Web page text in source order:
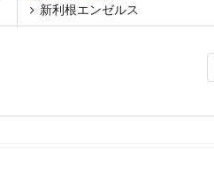
新利根エンゼルス